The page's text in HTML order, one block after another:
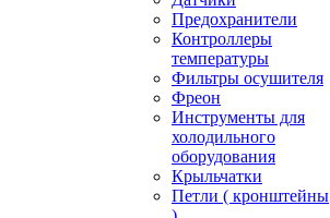
Предохранители
Контроллеры
температуры
Фильтры осушителя
Фреон
Инструменты для
холодильного
оборудования
Крыльчатки
Петли ( кронштейны